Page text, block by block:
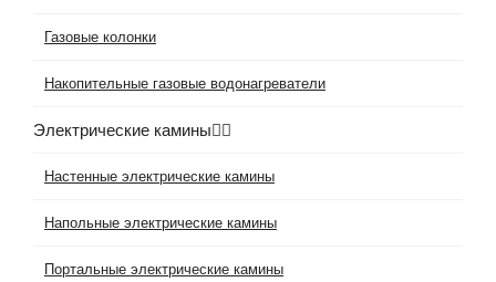
Газовые колонки
Накопительные газовые водонагреватели
Электрические камины
Настенные электрические камины
Напольные электрические камины
Портальные электрические камины